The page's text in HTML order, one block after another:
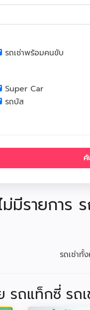
รถเช่าพร้อมคนขับ
Super Car
รถบัส
มีรายการ
รถเช่าทั้
รถแท็กซี่ รถ